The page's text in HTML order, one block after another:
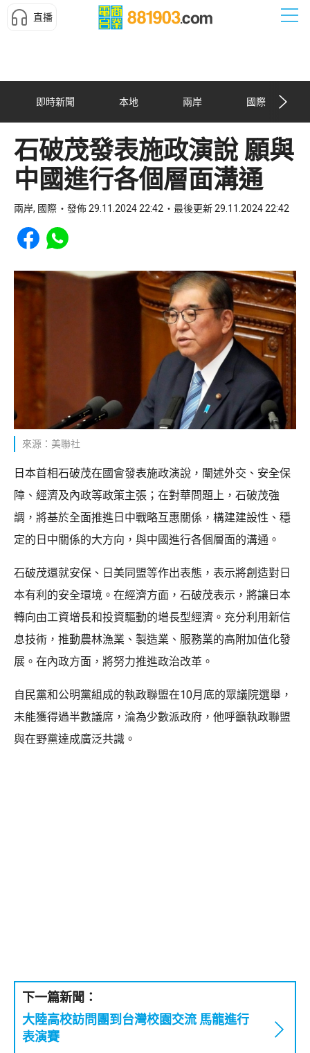
直播
即時新聞 本地 兩岸 國際
石破茂發表施政演說 願與
中國進行各個層面溝通
兩岸, 國際 發佈 29.11.2024 22:42 最後更新 29.11.2024 22:42
Share to Facebook
Share to WhatsApp
來源：美聯社
日本首相石破茂在國會發表施政演說，闡述外交、安全保
障、經濟及內政等政策主張；在對華問題上，石破茂強
調，將基於全面推進日中戰略互惠關係，構建建設性、穩
定的日中關係的大方向，與中國進行各個層面的溝通。
石破茂還就安保、日美同盟等作出表態，表示將創造對日
本有利的安全環境。在經濟方面，石破茂表示，將讓日本
轉向由工資增長和投資驅動的增長型經濟。充分利用新信
息技術，推動農林漁業、製造業、服務業的高附加值化發
展。在內政方面，將努力推進政治改革。
自民黨和公明黨組成的執政聯盟在10月底的眾議院選舉，
未能獲得過半數議席，淪為少數派政府，他呼籲執政聯盟
與在野黨達成廣泛共識。
下一篇新聞：
大陸高校訪問團到台灣校園交流 馬龍進行
表演賽